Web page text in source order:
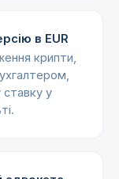
в EUR
крипти,
у